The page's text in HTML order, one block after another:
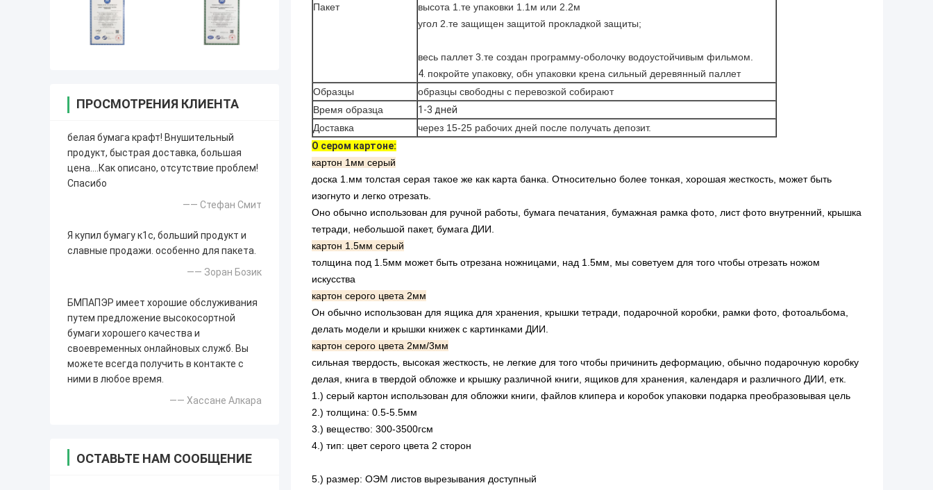
ПРОСМОТРЕНИЯ КЛИЕНТА
белая бумага крафт! Внушительный
продукт, быстрая доставка, большая
цена….Как описано, отсутствие проблем!
Спасибо
—— Стефан Смит
Я купил бумагу к1с, больший продукт и
славные продажи. особенно для пакета.
—— Зоран Бозик
БМПАПЭР имеет хорошие обслуживания
путем предложение высокосортной
бумаги хорошего качества и
своевременных онлайновых служб. Вы
можете всегда получить в контакте с
ними в любое время.
—— Хассане Алкара
ОСТАВЬТЕ НАМ СООБЩЕНИЕ
Пакет
высота 1.те упаковки 1.1м или 2.2м
угол 2.те защищен защитой прокладкой защиты;
весь паллет 3.те создан программу-оболочку водоустойчивым фильмом.
4. покройте упаковку, обн упаковки крена сильный деревянный паллет
Образцы
образцы свободны с перевозкой собирают
Время образца
1-3 дней
Доставка
через 15-25 рабочих дней после получать депозит.
О сером картоне:
картон 1мм серый
доска 1.мм толстая серая такое же как карта банка. Относительно более тонкая, хорошая жесткость, может быть
изогнуто и легко отрезать.
Оно обычно использован для ручной работы, бумага печатания, бумажная рамка фото, лист фото внутренний, крышка
тетради, небольшой пакет, бумага ДИИ.
картон 1.5мм серый
толщина под 1.5мм может быть отрезана ножницами, над 1.5мм, мы советуем для того чтобы отрезать ножом
искусства
картон серого цвета 2мм
Он обычно использован для ящика для хранения, крышки тетради, подарочной коробки, рамки фото, фотоальбома,
делать модели и крышки книжек с картинками ДИИ.
картон серого цвета 2мм/3мм
сильная твердость, высокая жесткость, не легкие для того чтобы причинить деформацию, обычно подарочную коробку
делая, книга в твердой обложке и крышку различной книги, ящиков для хранения, календаря и различного ДИИ, етк.
1.) серый картон использован для обложки книги, файлов клипера и коробок упаковки подарка преобразовывая цель
2.) толщина: 0.5-5.5мм
3.) вещество: 300-3500гсм
4.) тип: цвет серого цвета 2 сторон
5.) размер: ОЭМ листов вырезывания доступный